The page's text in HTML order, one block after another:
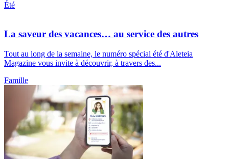
Été
La saveur des vacances… au service des autres
Tout au long de la semaine, le numéro spécial été d'Aleteia
Magazine vous invite à découvrir, à travers des...
Famille